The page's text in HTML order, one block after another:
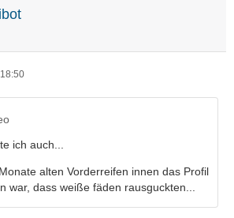
ich auch...
alten Vorderreifen innen das Profil
war, dass weiße fäden rausguckten...